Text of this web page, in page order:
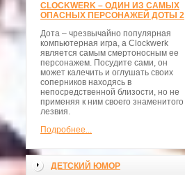
CLOCKWERK – ОДИН ИЗ САМЫХ
ОПАСНЫХ ПЕРСОНАЖЕЙ ДОТЫ 2
Дота – чрезвычайно популярная
компьютерная игра, а Clockwerk
является самым смертоносным ее
персонажем. Посудите сами, он
может калечить и оглушать своих
соперников находясь в
непосредственной близости, но не
применяя к ним своего знаменитого
лезвия.
Подробнее...
ДЕТСКИЙ ЮМОР